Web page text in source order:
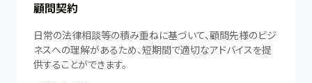
顧問契約
日常の法律相談等の積み重ねに基づいて、顧問先様のビジ
ネスへの理解があるため、短期間で適切なアドバイスを提
供することができます。